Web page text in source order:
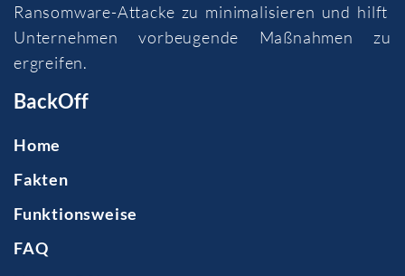
Ransomware-Attacke zu minimalisieren und hilft
Unternehmen vorbeugende Maßnahmen zu
ergreifen.
BackOff
Home
Fakten
Funktionsweise
FAQ